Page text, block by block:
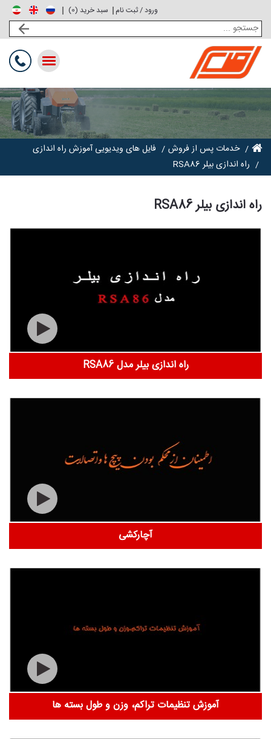
سبد خرید (0
) ورود / ثبت نام
Toggle
خدمات پس از فروش
فایل های ویدیویی آموزش راه اندازی
راه اندازی بیلر RSA86
راه اندازی بیلر RSA86
راه اندازی بیلر مدل RSA86
آچارکشی
آموزش تنظیمات تراکم، وزن و طول بسته ها